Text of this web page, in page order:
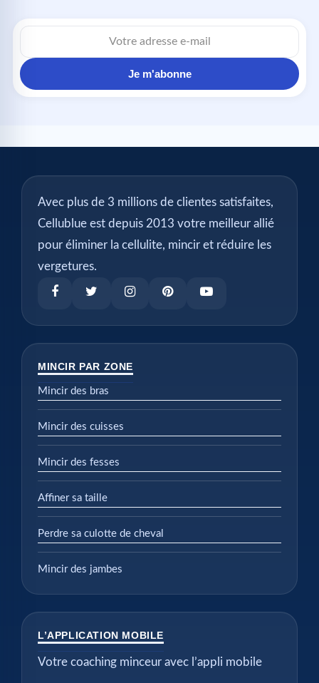
Adresse
e-
Je m'abonne
Avec plus de 3 millions de clientes satisfaites,
Cellublue est depuis 2013 votre meilleur allié
pour éliminer la cellulite, mincir et réduire les
vergetures.
MINCIR PAR ZONE
Mincir des bras
Mincir des cuisses
Mincir des fesses
Affiner sa taille
Perdre sa culotte de cheval
Mincir des jambes
L’APPLICATION MOBILE
Votre coaching minceur avec l’appli mobile